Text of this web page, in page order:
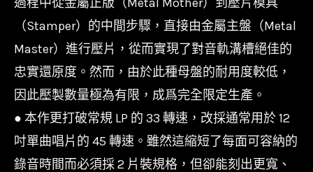
（Stamper）的中間步驟，直接由金屬主盤（Metal
Master）進行壓片，從而實現了對音軌溝槽絕佳的
忠實還原度。然而，由於此種母盤的耐用度較低，
因此壓製數量極為有限，成爲完全限定生產。
● 本作更打破常規 LP 的 33 轉速，改採通常用於 12
吋單曲唱片的 45 轉速。雖然這縮短了每面可容納的
錄音時間而必須採 2 片裝規格，但卻能刻出更寬、